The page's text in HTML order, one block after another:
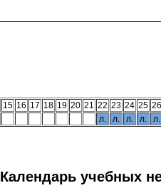
15 16 17 18 19 20 21 22 23 24 25 26
л.
л. л. л. л.
Календарь учебных